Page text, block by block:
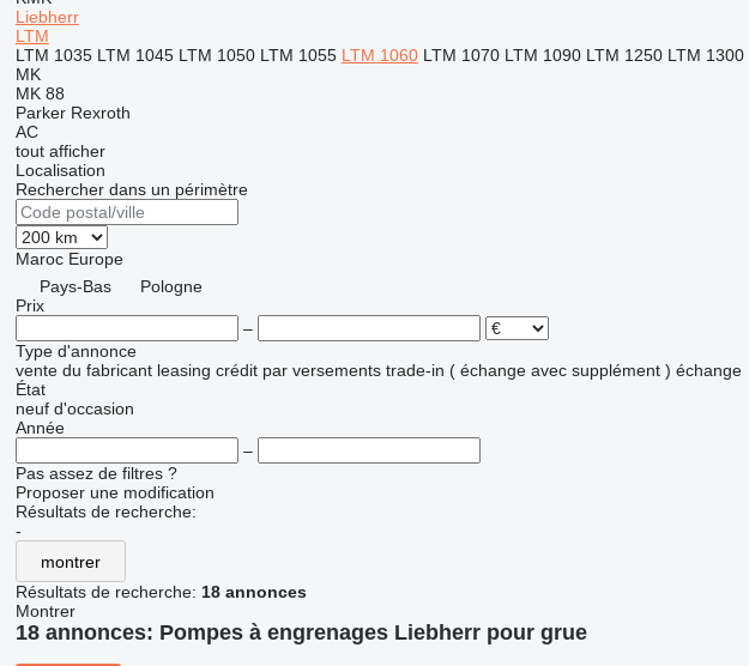
Liebherr
LTM
LTM 1035 LTM 1045 LTM 1050 LTM 1055 LTM 1060 LTM 1070 LTM 1090 LTM 1250 LTM 1300
MK
MK 88
Parker Rexroth
AC
tout afficher
Localisation
Rechercher dans un périmètre
Maroc Europe
Pays-Bas
Pologne
Prix
–
Type d'annonce
vente du fabricant leasing crédit par versements trade-in ( échange avec supplément ) échange
État
neuf d'occasion
Année
–
Pas assez de filtres ?
Proposer une modification
Résultats de recherche:
-
montrer
Résultats de recherche: 18 annonces
Montrer
18 annonces: Pompes à engrenages Liebherr pour grue